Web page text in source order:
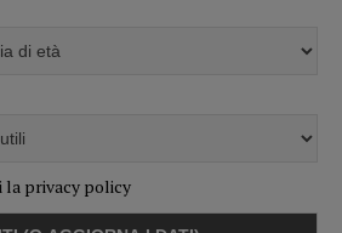
la privacy policy